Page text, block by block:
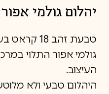
יהלום גולמי
טבעת זהב 18
גולמי אפור התלוי
העיצוב.
היהלום טבעי ולא